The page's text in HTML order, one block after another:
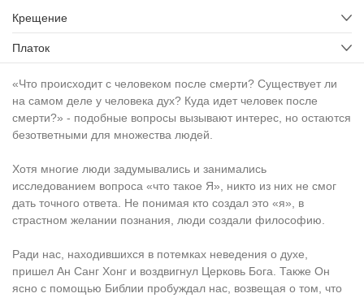
Крещение
Платок
«Что происходит с человеком после смерти? Существует ли
на самом деле у человека дух? Куда идет человек после
смерти?» - подобные вопросы вызывают интерес, но остаются
безответными для множества людей.
Хотя многие люди задумывались и занимались
исследованием вопроса «что такое Я», никто из них не смог
дать точного ответа. Не понимая кто создал это «я», в
страстном желании познания, люди создали философию.
Ради нас, находившихся в потемках неведения о духе,
пришел Ан Санг Хонг и воздвигнул Церковь Бога. Также Он
ясно с помощью Библии пробуждал нас, возвещая о том, что